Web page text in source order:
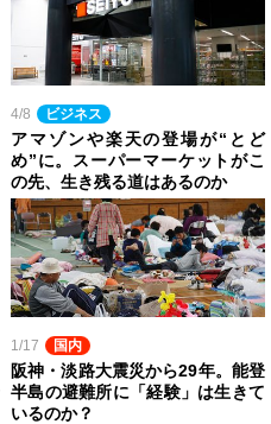
4/8 ビジネス
アマゾンや楽天の登場が“とど
め”に。スーパーマーケットがこ
の先、生き残る道はあるのか
1/17 国内
阪神・淡路大震災から29年。能登
半島の避難所に「経験」は生きて
いるのか？